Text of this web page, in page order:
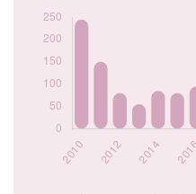
Popularité du
2019
25
2020
40
2021
35
2022
45
45
40